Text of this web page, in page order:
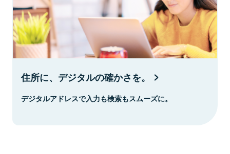
住所に、デジタルの確かさを。
デジタルアドレスで入力も検索もスムーズに。